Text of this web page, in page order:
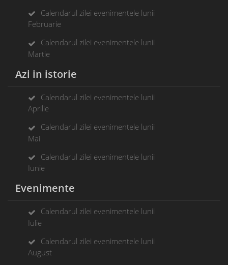
Calendarul zilei evenimentele lunii
Februarie
Calendarul zilei evenimentele lunii
Martie
Azi in istorie
Calendarul zilei evenimentele lunii
Aprilie
Calendarul zilei evenimentele lunii
Mai
Calendarul zilei evenimentele lunii
Iunie
Evenimente
Calendarul zilei evenimentele lunii
Iulie
Calendarul zilei evenimentele lunii
August